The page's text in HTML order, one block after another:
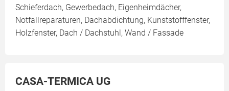
Schieferdach, Gewerbedach, Eigenheimdächer,
Notfallreparaturen, Dachabdichtung, Kunststofffenster,
Holzfenster, Dach / Dachstuhl, Wand / Fassade
CASA-TERMICA UG